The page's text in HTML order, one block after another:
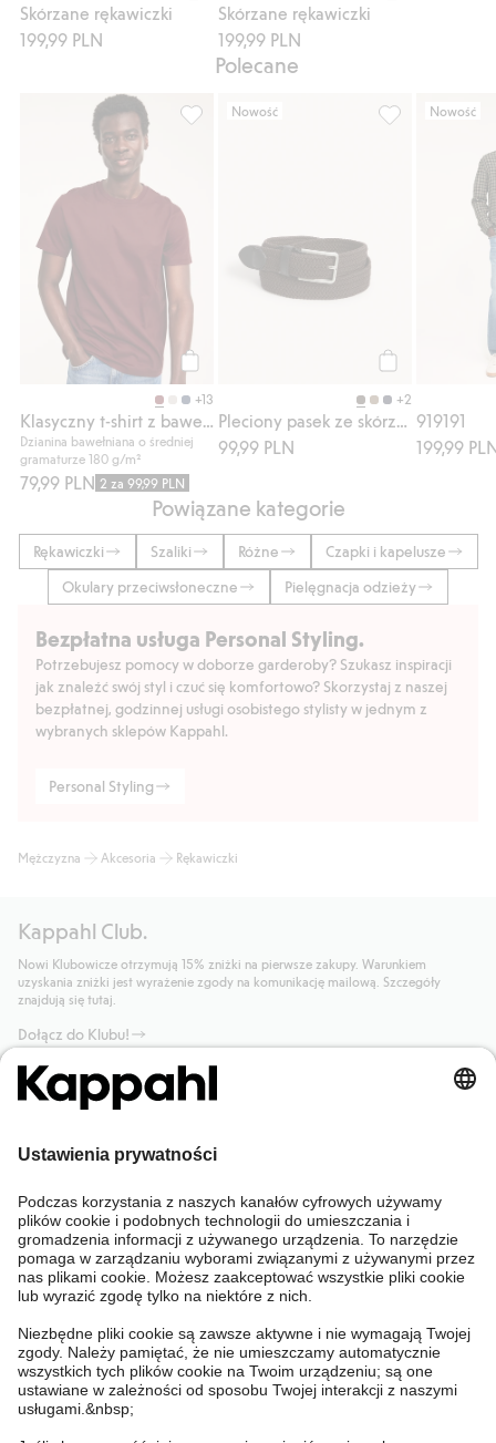
Skórzane rękawiczki
199,99 PLN
Skórzane rękawiczki
199,99 PLN
Polecane
Kup
+13
Dzianina bawełniana o średniej
gramaturze 180 g/m²
79,99 PLN 2 za 99,99 PLN
Nowość
+2
99,99 PLN
Nowość
919191
199,99
Powiązane kategorie
Rękawiczki Szaliki Różne
Czapki i kapelusze
Okulary przeciwsłoneczne
Pielęgnacja odzieży
Bezpłatna usługa Personal Styling.
Potrzebujesz pomocy w doborze garderoby? Szukasz inspiracji
jak znaleźć swój styl i czuć się komfortowo? Skorzystaj z naszej
bezpłatnej, godzinnej usługi osobistego stylisty w jednym z
wybranych sklepów Kappahl.
Personal Styling
Mężczyzna Akcesoria Rękawiczki
Kappahl Club.
Nowi Klubowicze otrzymują 15% zniżki na pierwsze zakupy. Warunkiem
uzyskania zniżki jest wyrażenie zgody na komunikację mailową. Szczegóły
znajdują się tutaj.
Dołącz do Klubu!
Potrzebujesz pomocy?
Sklep internetowy
Częste pytania
Twoje zamówienie
Kappahl Club
Mój profil
Kappahl Club
O nas
O Kappahl Group
Warunki i zasady